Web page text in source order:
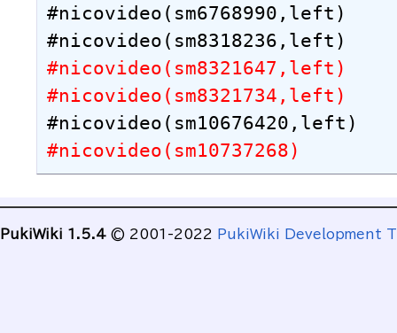
#nicovideo(sm6768990,left)
#nicovideo(sm8321647,left)
#nicovideo(sm8321734,left)
#nicovideo(sm10737268)
PukiWiki 1.5.4 © 2001-2022 PukiWiki Development